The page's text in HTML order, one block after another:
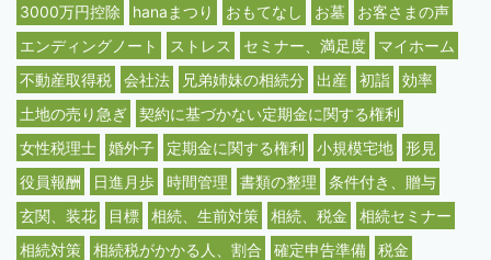
3000万円控除 hanaまつり おもてなし お墓
お客さまの声
エンディングノート
ストレス セミナー、満足度
マイホーム
不動産取得税
会社法 兄弟姉妹の相続分 出産 初詣
効率
土地の売り急ぎ
契約に基づかない定期金に関する権利
女性税理士
婚外子 定期金に関する権利 小規模宅地
形見
役員報酬
日進月歩 時間管理 書類の整理
条件付き、贈与
玄関、装花
目標 相続、生前対策 相続、税金
相続セミナー
相続対策
相続税がかかる人、割合 確定申告準備
税金